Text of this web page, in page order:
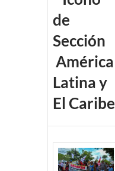
América
Latina y
El Caribe